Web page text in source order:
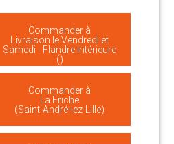
Commander à
Livraison le Vendredi et
Samedi - Flandre Intérieure
()
Commander à
La Friche
(Saint-André-lez-Lille)